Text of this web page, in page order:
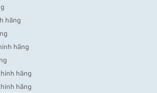
hãng
hãng
hãng
hãng